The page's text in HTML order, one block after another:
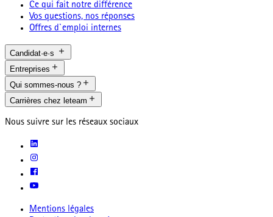
Ce qui fait notre différence
Vos questions, nos réponses
Offres d`emploi internes
Candidat·e·s
Entreprises
Qui sommes-nous ?
Carrières chez leteam
Nous suivre sur les réseaux sociaux
Mentions légales